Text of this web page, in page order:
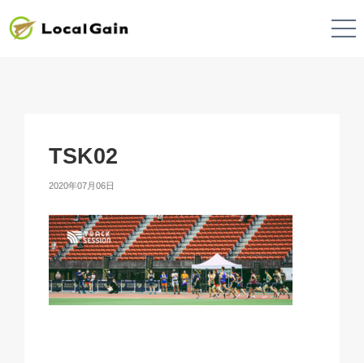
TSK02
2020年07月06日